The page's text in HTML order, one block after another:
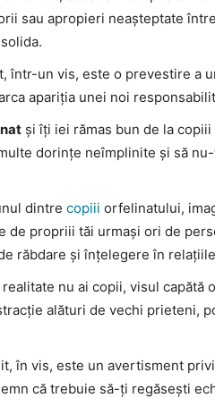
sau apropieri neașteptate
într-un vis, este o prevestire a
apariția unei noi
și îți iei rămas bun de la copiii
dorințe neîmplinite și să
dintre copiii orfelinatului,
de propriii tăi urmași ori de
răbdare și înțelegere în
nu ai copii, visul capătă
alături de vechi prieteni,
în vis, este un avertisment
că trebuie să-ți regăsești